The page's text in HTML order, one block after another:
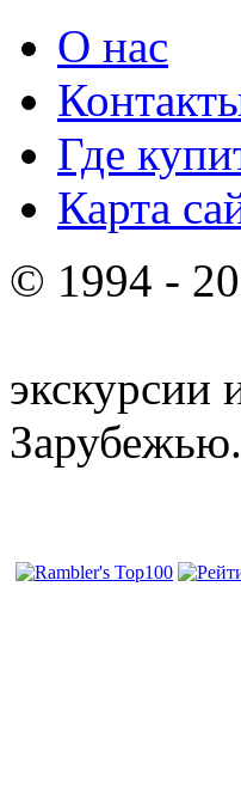
О нас
Где
Карта
© 1994 -
экскурсии
Зарубежью.